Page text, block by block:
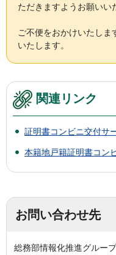
ただきますようお願いい
ご不便をおかけいたしま
いたします。
関連リンク
証明書コンビニ交付サ
本籍地戸籍証明書コン
お問い合わせ先
総務部情報化推進グループ